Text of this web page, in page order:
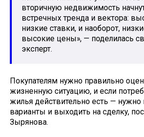
вторичную недвижимость
встречных тренда и вектора:
низкие ставки, и наоборот,
высокие цены», — поделилась
эксперт.
Покупателям нужно правильно
жизненную ситуацию, и если
жилья действительно есть — нужно
варианты и выходить на сделку,
Зырянова.